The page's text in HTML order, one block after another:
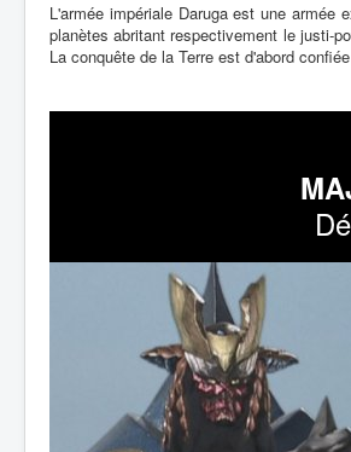
L'armée impériale Daruga est une armée
planètes abritant respectivement le justi-
La conquête de la Terre est d'abord